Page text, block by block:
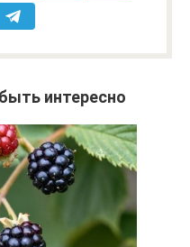
интересно